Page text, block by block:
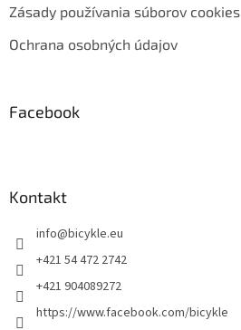
Zásady používania súborov cookies
Ochrana osobných údajov
Facebook
Kontakt
info@bicykle.eu
+421 54 472 2742
+421 904089272
https://www.facebook.com/bicykle